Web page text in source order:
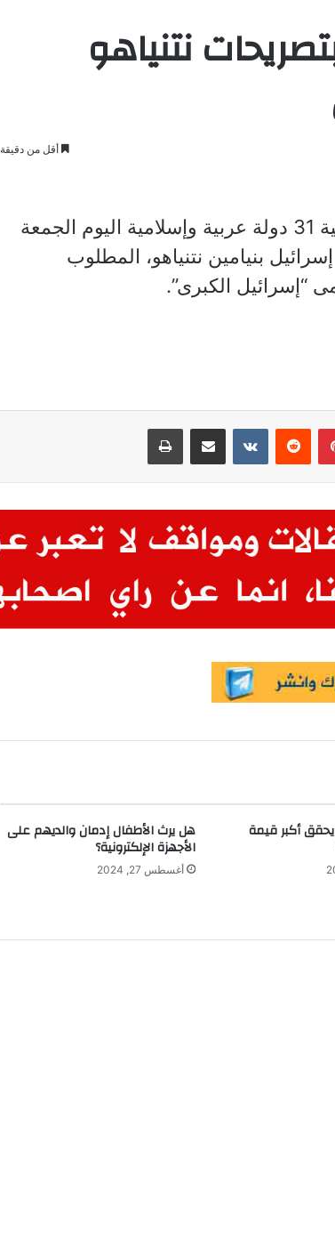
نتنياهو
أقل من دقيقة
ندد بيان مشترك صادر عن وزراء خارجية 31 دولة عربية وإسلامية اليوم الجمعة
بنيامين نتنياهو، المطلوب
“إسرائيل الكبرى”.
بينتيريست مشاركة عبر البريد طباعة
أكبر قيمة هل يرث الأطفال إدمان والديهم على
الأجهزة الإلكترونية؟
أغسطس 27, 2024